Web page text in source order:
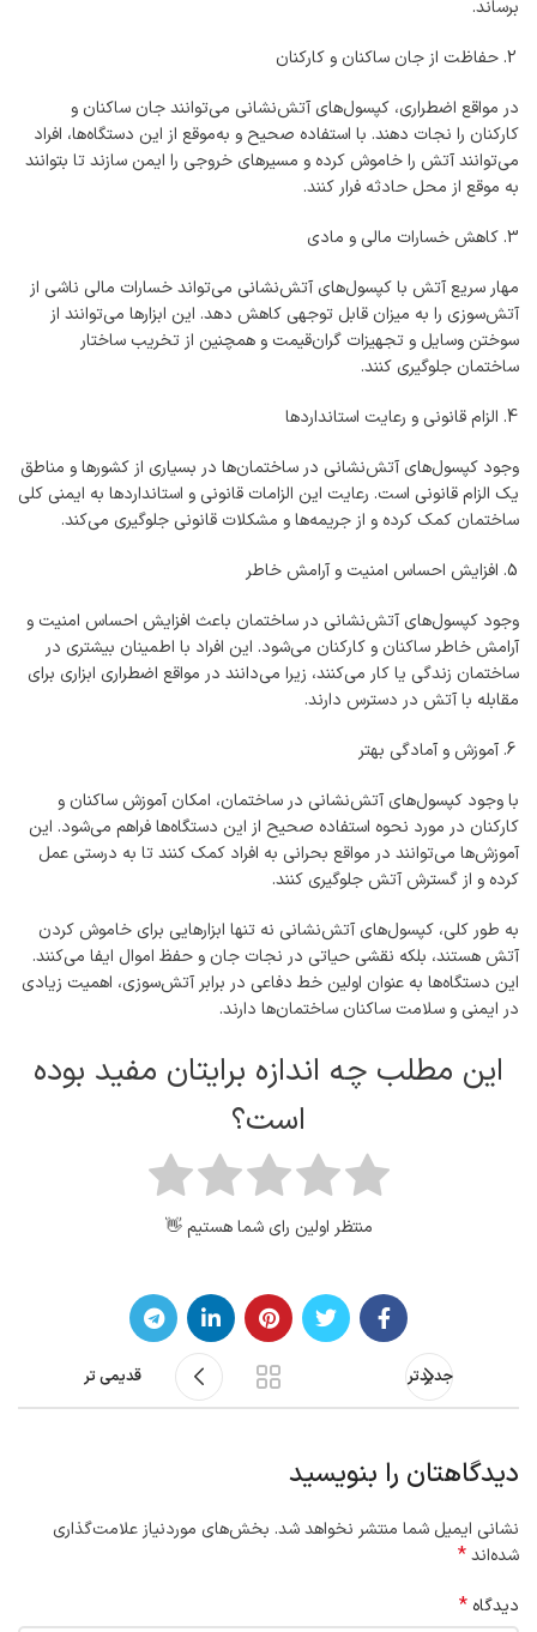
برساند.
حفاظت از جان ساکنان و کارکنان
در مواقع اضطراری، کپسول‌های آتش‌نشانی می‌توانند جان ساکنان و
کارکنان را نجات دهند. با استفاده صحیح و به‌موقع از این دستگاه‌ها، افراد
می‌توانند آتش را خاموش کرده و مسیرهای خروجی را ایمن سازند تا بتوانند
به موقع از محل حادثه فرار کنند.
کاهش خسارات مالی و مادی
مهار سریع آتش با کپسول‌های آتش‌نشانی می‌تواند خسارات مالی ناشی از
آتش‌سوزی را به میزان قابل توجهی کاهش دهد. این ابزارها می‌توانند از
سوختن وسایل و تجهیزات گران‌قیمت و همچنین از تخریب ساختار
ساختمان جلوگیری کنند.
الزام قانونی و رعایت استانداردها
وجود کپسول‌های آتش‌نشانی در ساختمان‌ها در بسیاری از کشورها و مناطق
یک الزام قانونی است. رعایت این الزامات قانونی و استانداردها به ایمنی کلی
ساختمان کمک کرده و از جریمه‌ها و مشکلات قانونی جلوگیری می‌کند.
افزایش احساس امنیت و آرامش خاطر
وجود کپسول‌های آتش‌نشانی در ساختمان باعث افزایش احساس امنیت و
آرامش خاطر ساکنان و کارکنان می‌شود. این افراد با اطمینان بیشتری در
ساختمان زندگی یا کار می‌کنند، زیرا می‌دانند در مواقع اضطراری ابزاری برای
مقابله با آتش در دسترس دارند.
آموزش و آمادگی بهتر
با وجود کپسول‌های آتش‌نشانی در ساختمان، امکان آموزش ساکنان و
کارکنان در مورد نحوه استفاده صحیح از این دستگاه‌ها فراهم می‌شود. این
آموزش‌ها می‌توانند در مواقع بحرانی به افراد کمک کنند تا به درستی عمل
کرده و از گسترش آتش جلوگیری کنند.
به طور کلی، کپسول‌های آتش‌نشانی نه تنها ابزارهایی برای خاموش کردن
آتش هستند، بلکه نقشی حیاتی در نجات جان و حفظ اموال ایفا می‌کنند.
این دستگاه‌ها به عنوان اولین خط دفاعی در برابر آتش‌سوزی، اهمیت زیادی
در ایمنی و سلامت ساکنان ساختمان‌ها دارند.
این مطلب چه اندازه برایتان مفید بوده
است؟
منتظر اولین رای شما هستیم 👋
جدیدتر قدیمی تر
دیدگاهتان را بنویسید
نشانی ایمیل شما منتشر نخواهد شد. بخش‌های موردنیاز علامت‌گذاری
شده‌اند*
دیدگاه *